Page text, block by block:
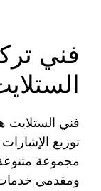
فني
فني الستلايت
توزيع
مجموعة
ومقدمي خدمات